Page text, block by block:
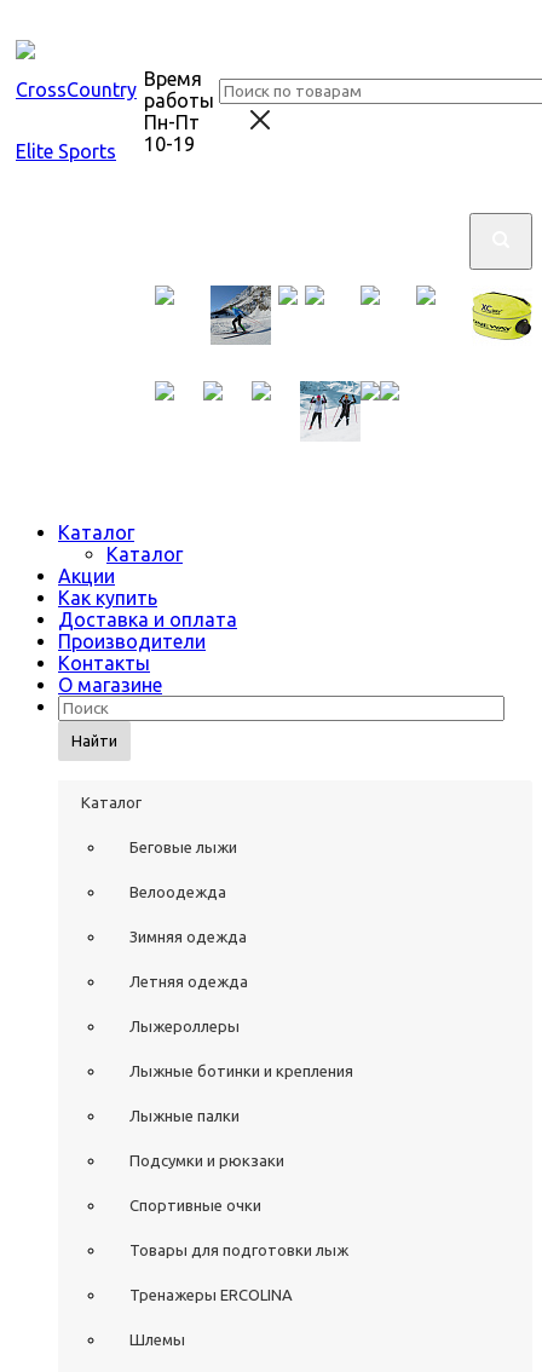
Время
работы
Пн-Пт
10-19
Каталог
Каталог
Акции
Как купить
Доставка и оплата
Производители
Контакты
О магазине
Найти
Каталог
Беговые лыжи
Велоодежда
Зимняя одежда
Летняя одежда
Лыжероллеры
Лыжные ботинки и крепления
Лыжные палки
Подсумки и рюкзаки
Спортивные очки
Товары для подготовки лыж
Тренажеры ERCOLINA
Шлемы